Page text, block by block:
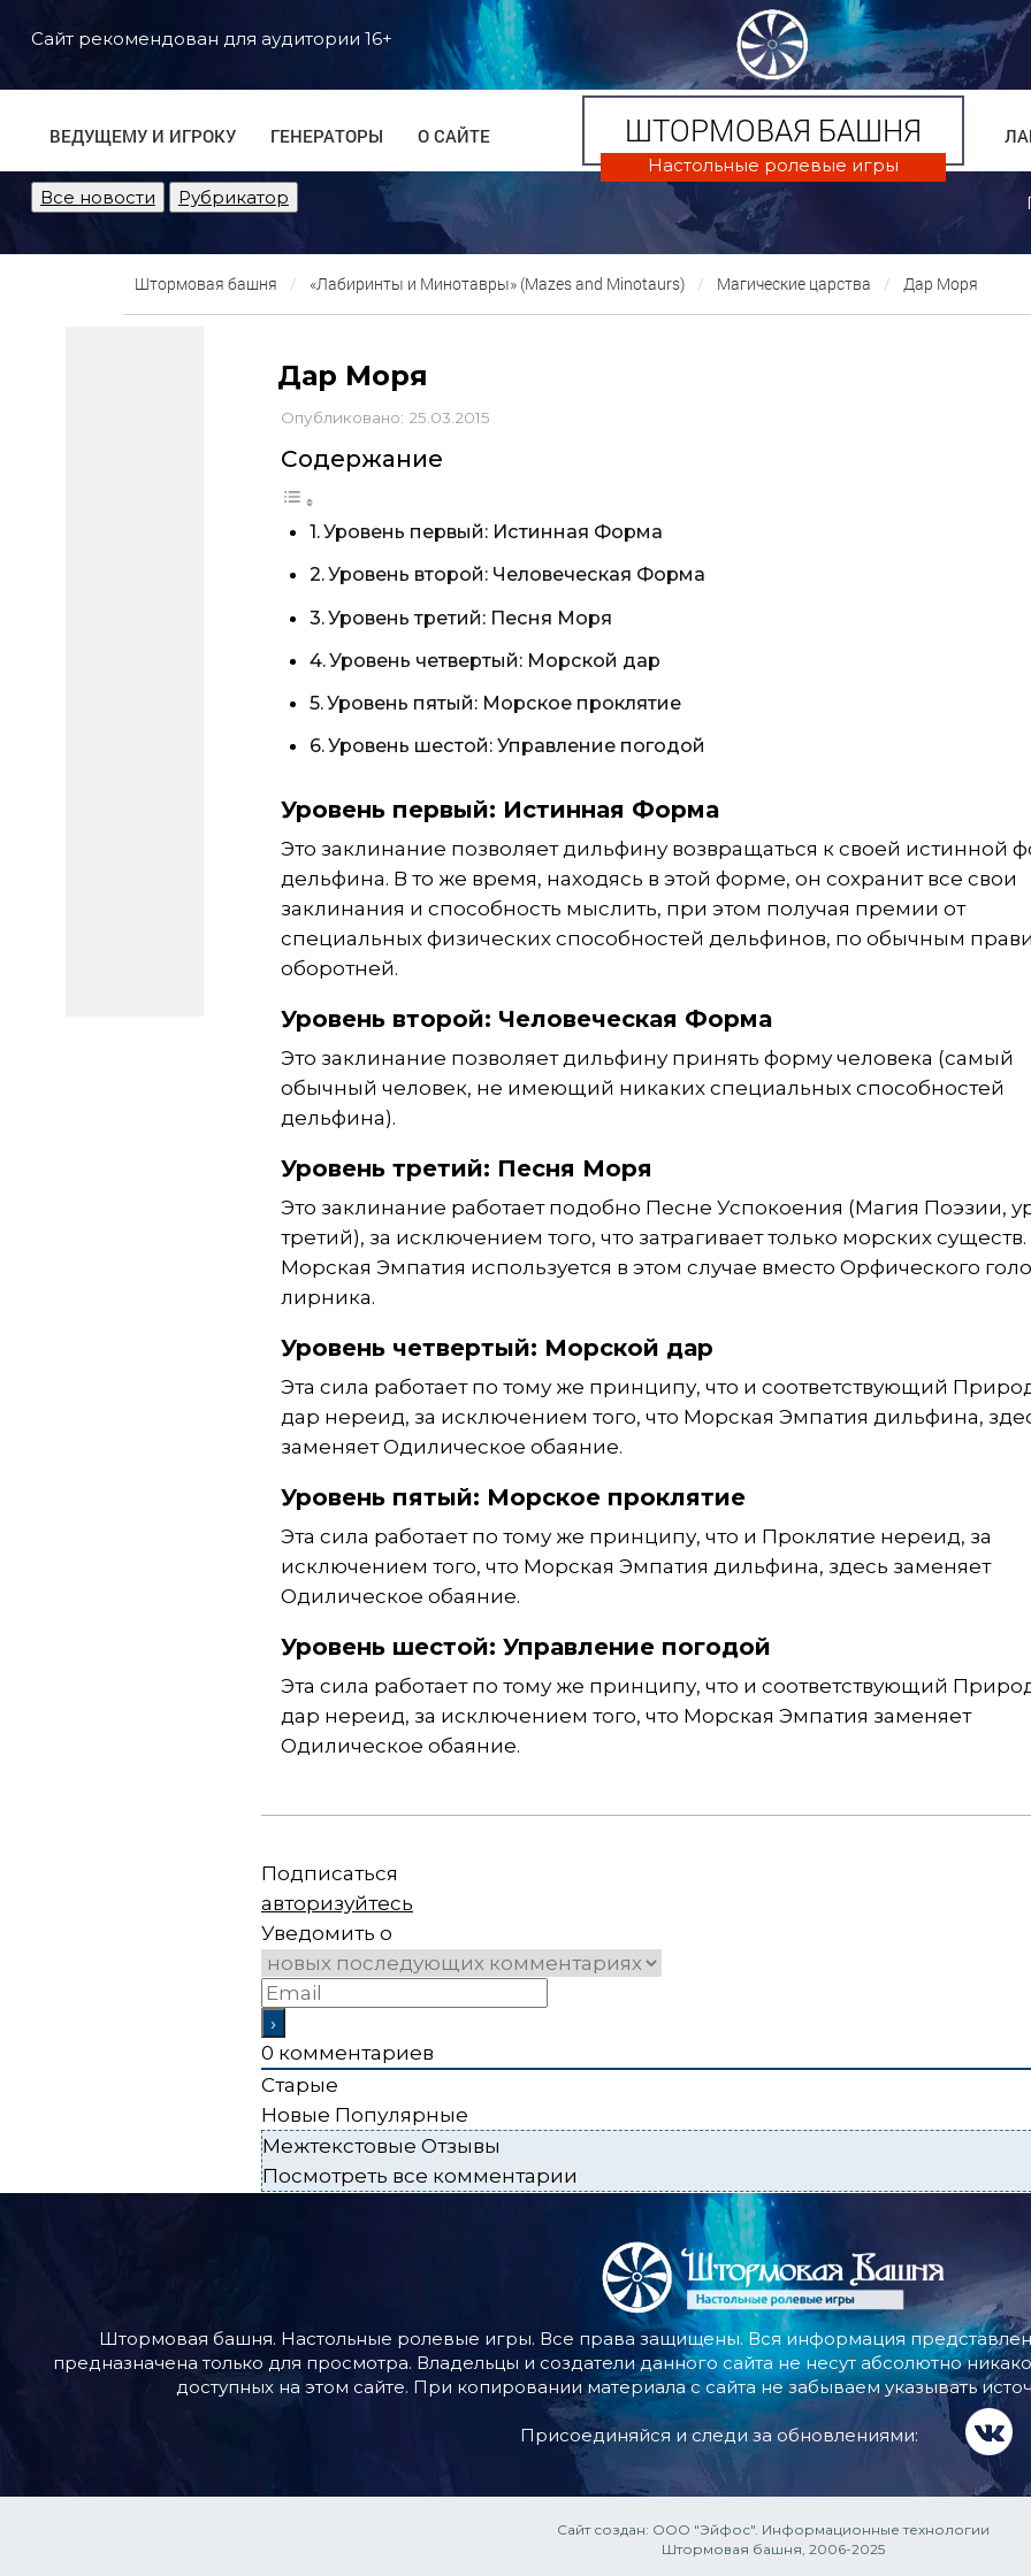
Сайт рекомендован для аудитории 16+
ВЕДУЩЕМУ И ИГРОКУ ГЕНЕРАТОРЫ О САЙТЕ ШТОРМОВАЯ БАШНЯ
Настольные ролевые игры
Все новости
Рубрикатор
Штормовая башня «Лабиринты и Минотавры» (Mazes and Minotaurs) Магические царства Дар Моря
Дар Моря
Опубликовано: 25.03.2015
Содержание
Уровень первый: Истинная Форма
Уровень второй: Человеческая Форма
Уровень третий: Песня Моря
Уровень четвертый: Морской дар
Уровень пятый: Морское проклятие
Уровень шестой: Управление погодой
Уровень первый: Истинная Форма
Это заклинание позволяет дильфину возвращаться к своей истинной
дельфина. В то же время, находясь в этой форме, он сохранит все свои
заклинания и способность мыслить, при этом получая премии от
специальных физических способностей дельфинов, по обычным
оборотней.
Уровень второй: Человеческая Форма
Это заклинание позволяет дильфину принять форму человека (самый
обычный человек, не имеющий никаких специальных способностей
дельфина).
Уровень третий: Песня Моря
Это заклинание работает подобно Песне Успокоения (Магия Поэзии,
третий), за исключением того, что затрагивает только морских существ.
Морская Эмпатия используется в этом случае вместо Орфического
лирника.
Уровень четвертый: Морской дар
Эта сила работает по тому же принципу, что и соответствующий
дар нереид, за исключением того, что Морская Эмпатия дильфина,
заменяет Одилическое обаяние.
Уровень пятый: Морское проклятие
Эта сила работает по тому же принципу, что и Проклятие нереид, за
исключением того, что Морская Эмпатия дильфина, здесь заменяет
Одилическое обаяние.
Уровень шестой: Управление погодой
Эта сила работает по тому же принципу, что и соответствующий
дар нереид, за исключением того, что Морская Эмпатия заменяет
Одилическое обаяние.
Подписаться
авторизуйтесь
Уведомить о
0 комментариев
Старые
Новые Популярные
Межтекстовые Отзывы
Посмотреть все комментарии
Штормовая башня. Настольные ролевые игры. Все права защищены. Вся информация
предназначена только для просмотра. Владельцы и создатели данного сайта не несут абсолютно
доступных на этом сайте. При копировании материала с сайта не забываем указывать
Присоединяйся и следи за обновлениями:
Сайт создан: ООО "Эйфос". Информационные технологии
Штормовая башня, 2006-2025